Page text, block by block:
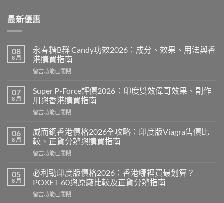
最新優惠
08
8 月
永春糖B群 Candy功效2026：成分、效果、用法與香
港購買指南
在
春
糖
B
群
功
效
2026：
成
效
果、
法
留言功能已關閉
07
8 月
Super P-Force評價2026：印度雙效偉哥效果、副作
用與香港購買指南
在
P-
Force
評
價
印
度
效
留言功能已關閉
06
8 月
威而鋼香港價格2026全攻略：印度版Viagra售價比
較、正貨分辨與購買指南
在
而
鋼
香
港
留言功能已關閉
05
8 月
必利勁印度版價格2026：香港哪裡買最划算？
POXET-60與原廠比較及正貨分辨指南
在
留言功能已關閉